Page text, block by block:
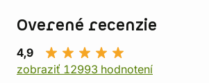
Overené recenzie
4,9
zobraziť 12993 hodnotení